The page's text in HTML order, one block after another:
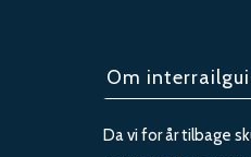
Om
Da vi for år tilbage